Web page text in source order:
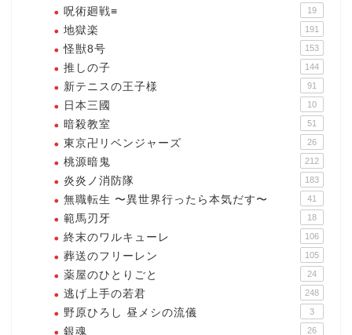
呪術廻戦≡ 19
地獄楽 191
怪獣8号 153
推しの子 144
新テニスの王子様 91
日本三國 10
暗殺教室 51
東京卍リベンジャーズ 26
桃源暗鬼 212
炎炎ノ消防隊 183
無職転生 〜異世界行ったら本気だす〜 41
範馬刃牙 18
終末のワルキューレ 106
葬送のフリーレン 105
薬屋のひとりごと 24
逃げ上手の若君 248
野原ひろし 昼メシの流儀 3
銀魂 26